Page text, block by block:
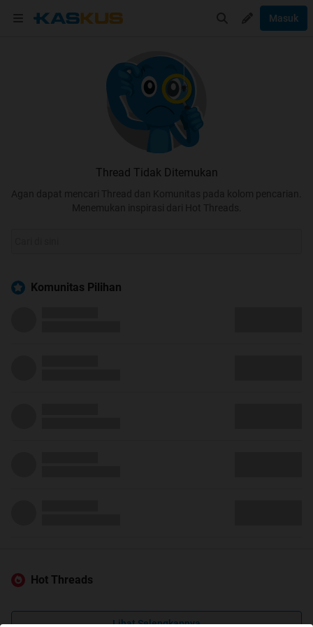
Masuk
Thread Tidak Ditemukan
Agan dapat mencari Thread dan Komunitas pada kolom pencarian.
Menemukan inspirasi dari Hot Threads.
Komunitas Pilihan
Hot Threads
Lihat Selengkapnya